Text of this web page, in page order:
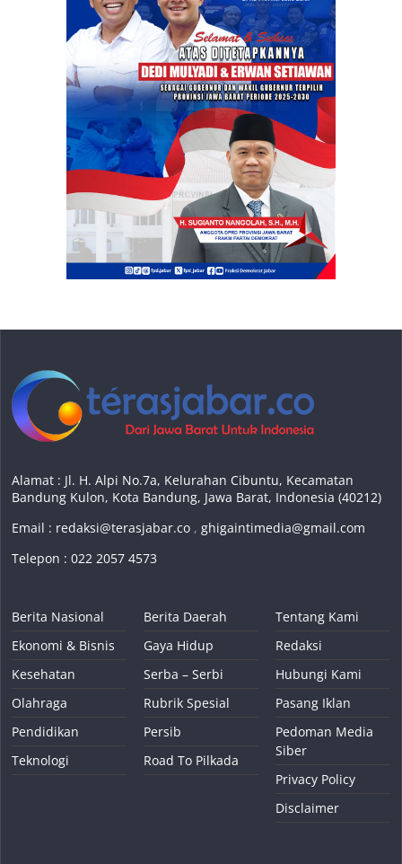
Alamat : Jl. H. Alpi No.7a, Kelurahan Cibuntu, Kecamatan
Bandung Kulon, Kota Bandung, Jawa Barat, Indonesia (40212)
Email : redaksi@terasjabar.co ,ghigaintimedia@gmail.com
Telepon : 022 2057 4573
Berita Nasional
Ekonomi & Bisnis
Kesehatan
Olahraga
Pendidikan
Teknologi
Berita Daerah
Gaya Hidup
Serba – Serbi
Rubrik Spesial
Persib
Road To Pilkada
Tentang Kami
Redaksi
Hubungi Kami
Pasang Iklan
Pedoman Media
Siber
Privacy Policy
Disclaimer